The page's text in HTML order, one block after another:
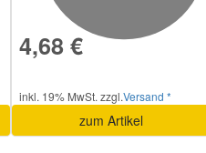
4,68 €
inkl. 19% MwSt. zzgl.Versand *
zum Artikel